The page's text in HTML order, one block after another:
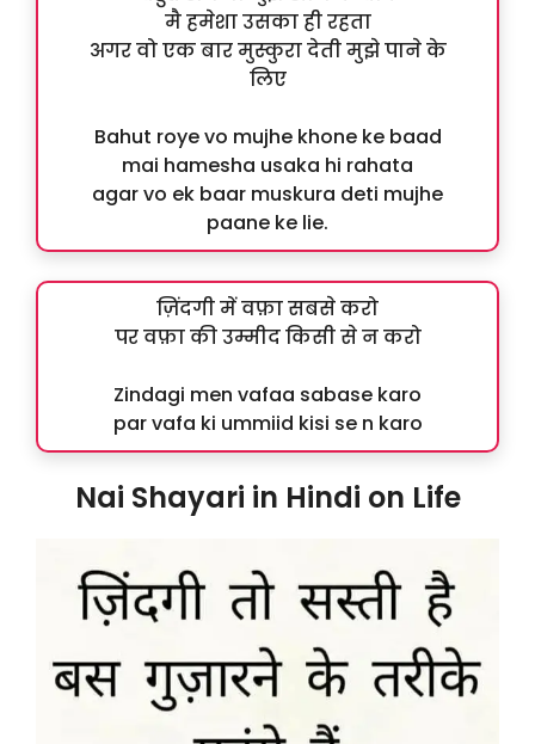
मै हमेशा उसका ही रहता
अगर वो एक बार मुस्कुरा देती मुझे पाने के
लिए
Bahut roye vo mujhe khone ke baad
mai hamesha usaka hi rahata
agar vo ek baar muskura deti mujhe
paane ke lie.
ज़िंदगी में वफ़ा सबसे करो
पर वफ़ा की उम्मीद किसी से न करो
Zindagi men vafaa sabase karo
par vafa ki ummiid kisi se n karo
Nai Shayari in Hindi on Life